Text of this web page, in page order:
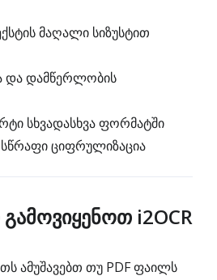
მაღალი სიზუსტით
და დამწერლობის
სხვადასხვა ფორმატში
სწრაფი ციფრულიზაცია
i2OCR
ამუშავებთ თუ PDF ფაილს